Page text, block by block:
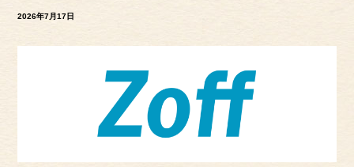
2026年7月17日